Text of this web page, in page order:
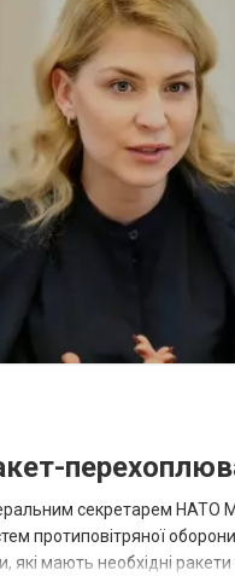
секретарем НАТО
протиповітряної
мають необхідні